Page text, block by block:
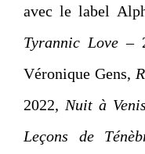
avec le label
Tyrannic Love –
Véronique Gens,
2022, Nuit à
Leçons de